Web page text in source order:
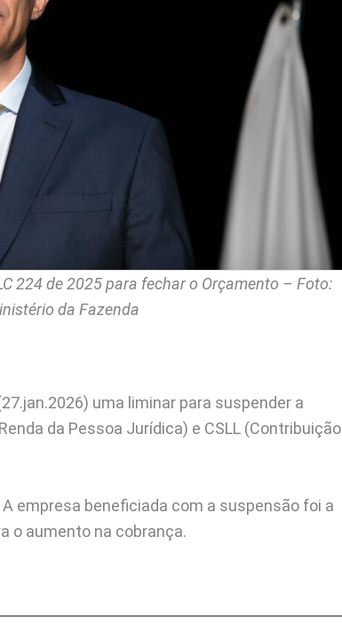
224 de 2025 para fechar o Orçamento – Foto:
da Fazenda
uma liminar para suspender a
da Pessoa Jurídica) e CSLL (Contribuição
empresa beneficiada com a suspensão foi a
o aumento na cobrança.